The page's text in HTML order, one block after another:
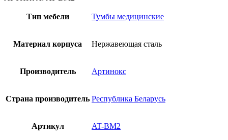
Тип мебели Тумбы медицинские
Материал корпуса Нержавеющая сталь
Производитель Артинокс
Страна производитель Республика Беларусь
Артикул AT-BM2